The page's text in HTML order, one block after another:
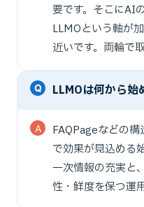
要です。そこにAI
LLMOという軸が
近いです。両輪で
LLMOは何から始
FAQPageなどの
で効果が見込める
一次情報の充実と
性・鮮度を保つ運